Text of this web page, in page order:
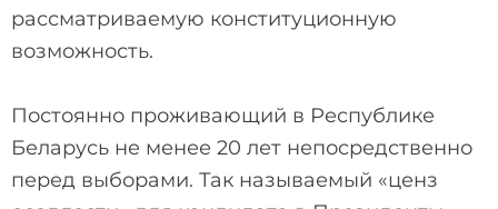
рассматриваемую конституционную
возможность.
Постоянно проживающий в Республике
Беларусь не менее 20 лет непосредственно
перед выборами. Так называемый «ценз